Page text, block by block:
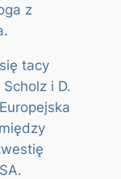
z
tacy
i D.